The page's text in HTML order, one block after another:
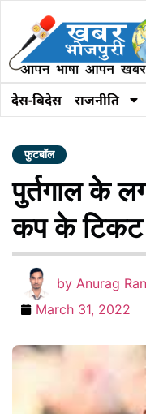
देस-बिदेस राजनीति
फुटबॉल
पुर्तगाल के
कप के टिकट
by Anurag
March 31, 2022